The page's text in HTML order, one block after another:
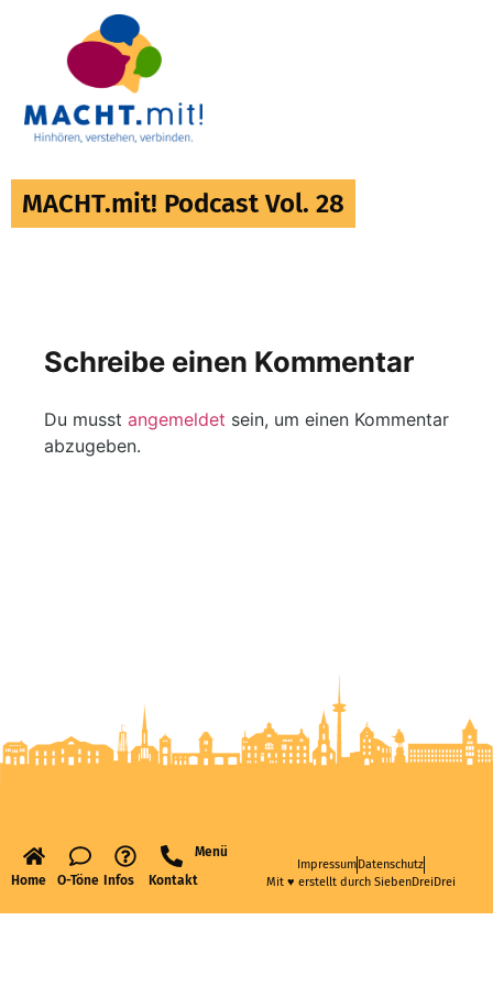
MACHT.mit! Podcast Vol. 28
Schreibe einen Kommentar
Du musst angemeldet sein, um einen Kommentar
abzugeben.
Home O-Töne Infos Kontakt
Menü
ImpressumDatenschutz
Mit ♥ erstellt durch SiebenDreiDrei